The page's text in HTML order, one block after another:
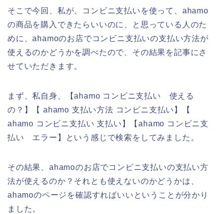
そこで今回、私が、コンビニ支払いを使って、ahamo
の商品を購入できたらいいのに、と思っている人のた
めに、ahamoのお店でコンビニ支払いの支払い方法が
使えるのかどうかを調べたので、その結果を記事にさ
せていただきます。
まず、私自身、【ahamo コンビニ支払い 使える
の？】【 ahamo 支払い方法 コンビニ支払い】【
ahamo コンビニ支払い 支払い】【ahamo コンビニ支
払い エラー】という感じで検索をしてみました。
その結果、ahamoのお店でコンビニ支払いの支払い方
法が使えるのか？それとも使えないのかどうかは、
ahamoのページを確認すればいいということが分かり
ました。